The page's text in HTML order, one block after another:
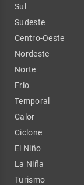
Sul
Sudeste
Centro-Oeste
Nordeste
Norte
Frio
Temporal
Calor
Ciclone
El Niño
La Niña
Turismo